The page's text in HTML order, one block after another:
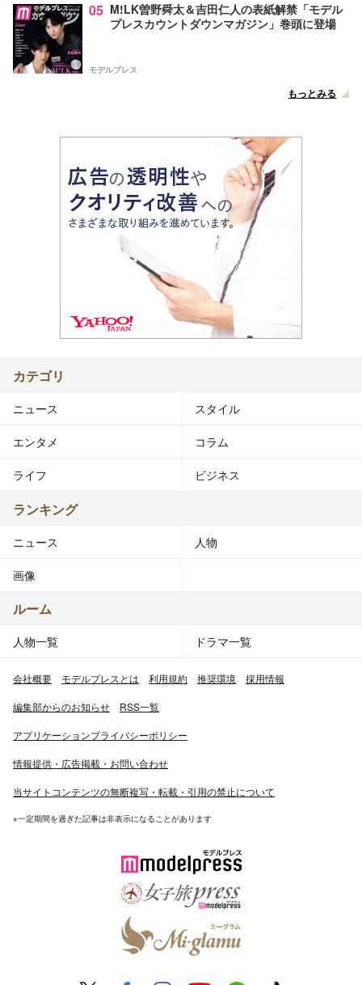
05 M!LK曽野舜太＆吉田仁人の表紙解禁「モデル
プレスカウントダウンマガジン」巻頭に登場
モデルプレス
もっとみる
カテゴリ
ニュース スタイル
エンタメ コラム
ライフ ビジネス
ランキング
ニュース 人物
画像
ルーム
人物一覧 ドラマ一覧
会社概要 モデルプレスとは 利用規約 推奨環境 採用情報
編集部からのお知らせ RSS一覧
アプリケーションプライバシーポリシー
情報提供・広告掲載・お問い合わせ
当サイトコンテンツの無断複写・転載・引用の禁止について
※一定期間を過ぎた記事は非表示になることがあります